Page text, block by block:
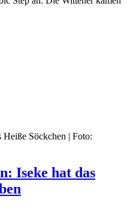
Iseke hat das